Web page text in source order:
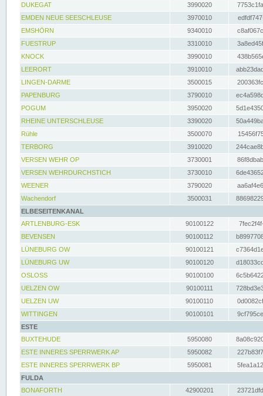
DUKEGAT
3990020
EMDEN NEUE SEESCHLEUSE
3970010
EMSHÖRN
9340010
FUESTRUP
3310010
KNOCK
3990010
LEERORT
3910010
LINGEN-DARME
3500015
PAPENBURG
3790010
POGUM
3950020
RHEINE UNTERSCHLEUSE
3390020
Rühle
3500070
TERBORG
3910020
VERSEN WEHR OP
3730001
VERSEN WEHRDURCHSTICH
3730010
WEENER
3790020
Wachendorf
3500031
ELBESEITENKANAL
ARTLENBURG-ESK
90100122
BEVENSEN
90100112
LÜNEBURG OW
90100121
LÜNEBURG UW
90100120
OSLOSS
90100100
UELZEN OW
90100111
UELZEN UW
90100110
WITTINGEN
90100101
ESTE
BUXTEHUDE
5950080
ESTE INNERES SPERRWERK AP
5950082
ESTE INNERES SPERRWERK BP
5950081
FULDA
BONAFORTH
42900201